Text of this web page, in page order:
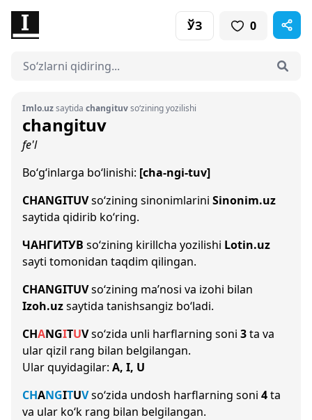
ЎЗ 0
Imlo.uzsaytida changituvso‘zining yozilishi
changituv
fe'l
Bo‘g‘inlarga bo‘linishi: [cha-ngi-tuv]
CHANGITUVso‘zining sinonimlarini Sinonim.uz
saytida qidirib ko‘ring.
ЧАНГИТУВ so‘zining kirillcha yozilishi Lotin.uz
sayti tomonidan taqdim qilingan.
CHANGITUVso‘zining ma’nosi va izohi bilan
Izoh.uzsaytida tanishsangiz bo‘ladi.
CHANGITUVso‘zida unli harflarning soni 3ta va
ular qizil rang bilan belgilangan.
Ular quyidagilar: A, I, U
CHANGITUVso‘zida undosh harflarning soni 4ta
va ular ko‘k rang bilan belgilangan.